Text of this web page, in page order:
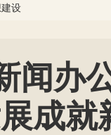
设
闻办
成就